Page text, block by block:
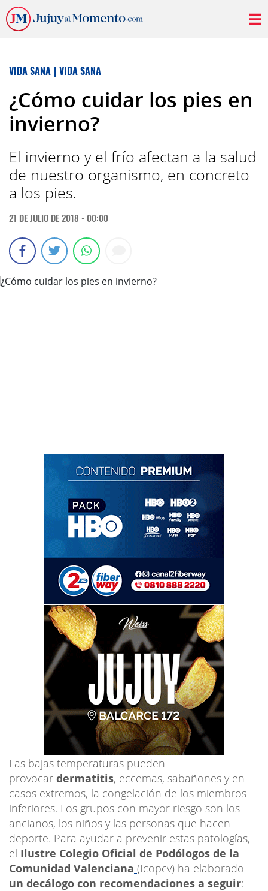
VIDA SANA | VIDA SANA
¿Cómo cuidar los pies en
invierno?
El invierno y el frío afectan a la salud
de nuestro organismo, en concreto
a los pies.
21 DE JULIO DE 2018 - 00:00
Las bajas temperaturas pueden
provocar dermatitis, eccemas, sabañones y en
casos extremos, la congelación de los miembros
inferiores. Los grupos con mayor riesgo son los
ancianos, los niños y las personas que hacen
deporte. Para ayudar a prevenir estas patologías,
el Ilustre Colegio Oficial de Podólogos de la
Comunidad Valenciana (Icopcv) ha elaborado
un decálogo con recomendaciones a seguir: